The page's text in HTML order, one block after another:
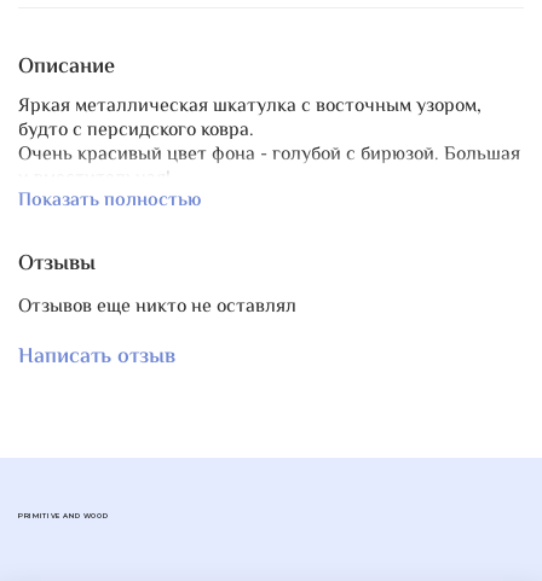
Описание
Яркая металлическая шкатулка с восточным узором,
будто с персидского ковра.
Очень красивый цвет фона - голубой с бирюзой. Большая
и вместительная!
Размер13,5 см ? 13,5 см ? 7,3 см
Показать полностью
Отзывы
Отзывов еще никто не оставлял
Написать отзыв
PRIMITIVE AND WOOD